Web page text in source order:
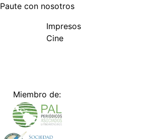
Paute con nosotros
Impresos
Cine
Miembro de: